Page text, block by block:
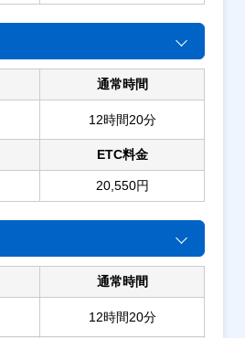
通常時間
12時間20分
ETC料金
20,550円
通常時間
12時間20分